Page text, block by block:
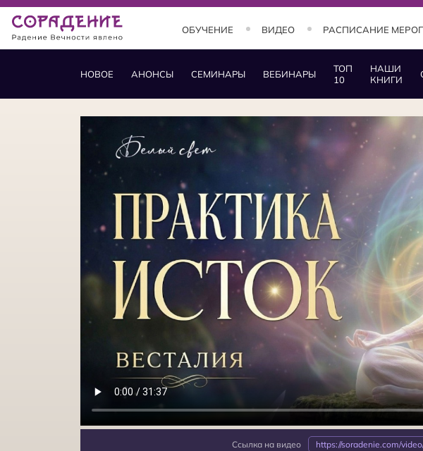
ОБУЧЕНИЕ
ОБУЧЕНИЕ
Теория
Практика
Заставки
ВИДЕО РАСПИСАНИЕ
НОВОЕ АНОНСЫ СЕМИНАРЫ ВЕБИНАРЫ
ТОП
10
НАШИ
КНИГИ
Ссылка на видео https://soradenie.com/